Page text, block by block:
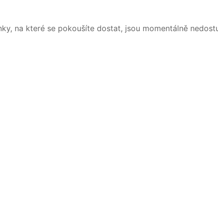
na které se pokoušíte dostat, jsou momentálně